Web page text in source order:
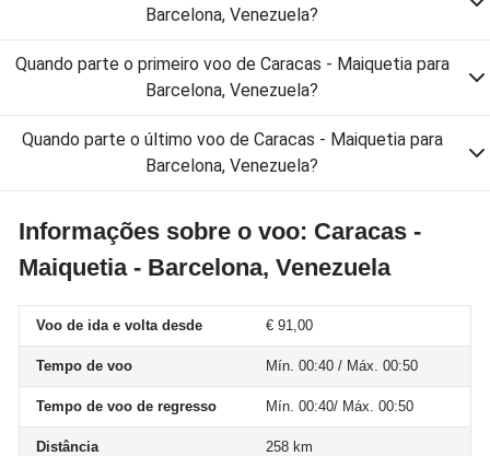
Barcelona, Venezuela?
Quando parte o primeiro voo de Caracas - Maiquetia para
Barcelona, Venezuela?
Quando parte o último voo de Caracas - Maiquetia para
Barcelona, Venezuela?
Informações sobre o voo: Caracas -
Maiquetia - Barcelona, Venezuela
Voo de ida e volta desde € 91,00
Tempo de voo Mín. 00:40 / Máx. 00:50
Tempo de voo de regresso Mín. 00:40/ Máx. 00:50
Distância 258 km